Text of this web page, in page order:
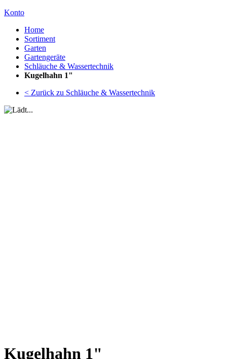
Konto
Home
Sortiment
Garten
Gartengeräte
Schläuche & Wassertechnik
Kugelhahn 1"
< Zurück zu Schläuche & Wassertechnik
Kugelhahn 1"